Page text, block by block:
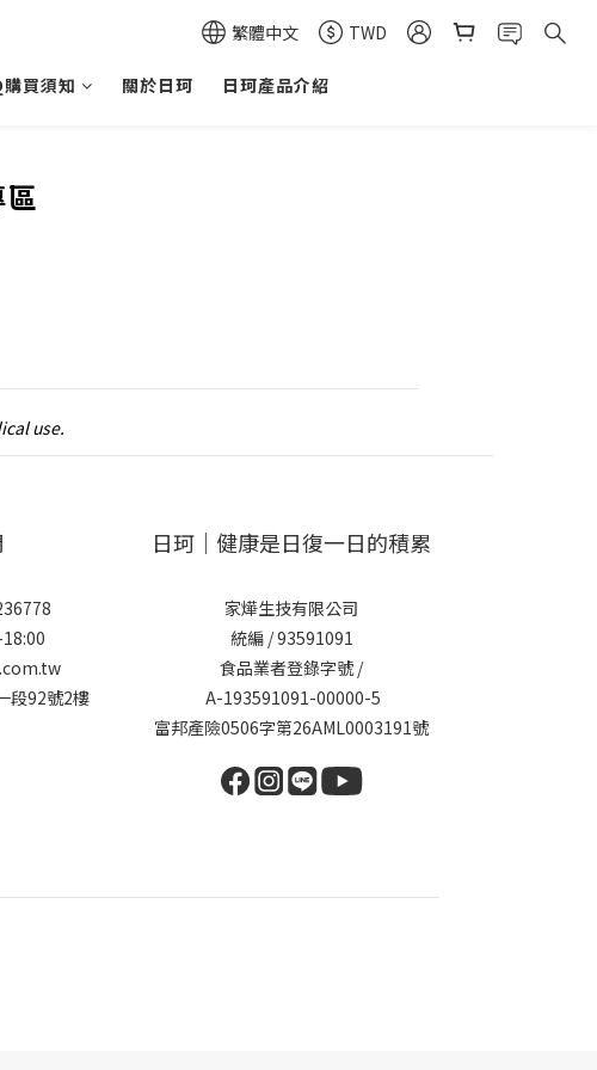
繁體中文 TWD
買須知 關於日珂 日珂產品介紹
use.
段92號2樓
日珂｜健康是日復一日的積累
家燁生技有限公司
統編 / 93591091
食品業者登錄字號 /
A-193591091-00000-5
富邦產險0506字第26AML0003191號